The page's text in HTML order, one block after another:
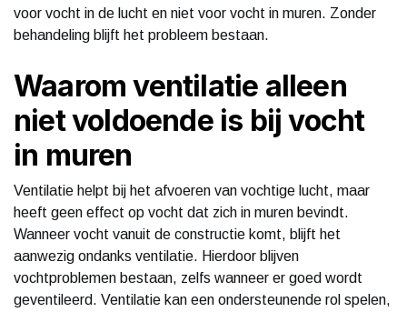
voor vocht in de lucht en niet voor vocht in muren. Zonder
behandeling blijft het probleem bestaan.
Waarom ventilatie alleen
niet voldoende is bij vocht
in muren
Ventilatie helpt bij het afvoeren van vochtige lucht, maar
heeft geen effect op vocht dat zich in muren bevindt.
Wanneer vocht vanuit de constructie komt, blijft het
aanwezig ondanks ventilatie. Hierdoor blijven
vochtproblemen bestaan, zelfs wanneer er goed wordt
geventileerd. Ventilatie kan een ondersteunende rol spelen,